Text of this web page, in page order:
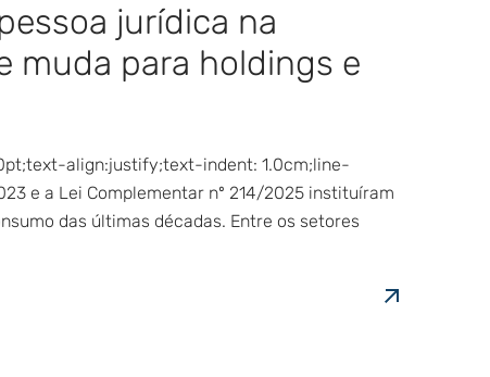
jurídica na
muda para holdings e
align:justify;text-indent: 1.0cm;line-
e a Lei Complementar nº 214/2025 instituíram
das últimas décadas. Entre os setores